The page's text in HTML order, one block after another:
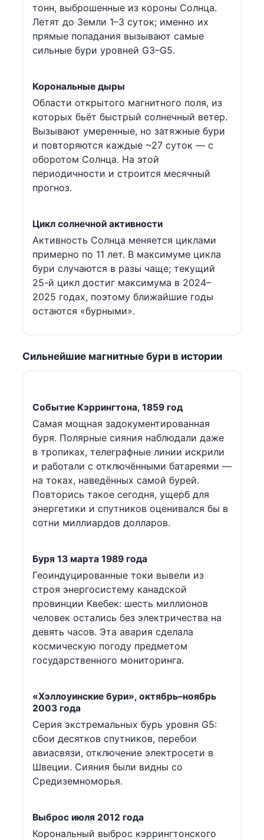
тонн, выброшенные из короны Солнца.
Летят до Земли 1–3 суток; именно их
прямые попадания вызывают самые
сильные бури уровней G3–G5.
Корональные дыры
Области открытого магнитного поля, из
которых бьёт быстрый солнечный ветер.
Вызывают умеренные, но затяжные бури
и повторяются каждые ~27 суток — с
оборотом Солнца. На этой
периодичности и строится месячный
прогноз.
Цикл солнечной активности
Активность Солнца меняется циклами
примерно по 11 лет. В максимуме цикла
бури случаются в разы чаще; текущий
25-й цикл достиг максимума в 2024–
2025 годах, поэтому ближайшие годы
остаются «бурными».
Сильнейшие магнитные бури в истории
Событие Кэррингтона, 1859 год
Самая мощная задокументированная
буря. Полярные сияния наблюдали даже
в тропиках, телеграфные линии искрили
и работали с отключёнными батареями —
на токах, наведённых самой бурей.
Повторись такое сегодня, ущерб для
энергетики и спутников оценивался бы в
сотни миллиардов долларов.
Буря 13 марта 1989 года
Геоиндуцированные токи вывели из
строя энергосистему канадской
провинции Квебек: шесть миллионов
человек остались без электричества на
девять часов. Эта авария сделала
космическую погоду предметом
государственного мониторинга.
«Хэллоуинские бури», октябрь–ноябрь
2003 года
Серия экстремальных бурь уровня G5:
сбои десятков спутников, перебои
авиасвязи, отключение электросети в
Швеции. Сияния были видны со
Средиземноморья.
Выброс июля 2012 года
Корональный выброс кэррингтонского